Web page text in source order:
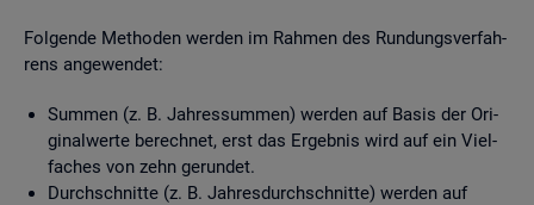
Fol­gen­de Me­tho­den wer­den im Rah­men des Run­dungs­ver­fah­
rens an­ge­wen­det:
Sum­men (z. B. Jah­res­sum­men) wer­den auf Basis der Ori­
gi­nal­wer­te be­rech­net, erst das Er­geb­nis wird auf ein Viel­
fa­ches von zehn ge­run­det.
Durch­schnit­te (z. B. Jah­res­durch­schnit­te) wer­den auf